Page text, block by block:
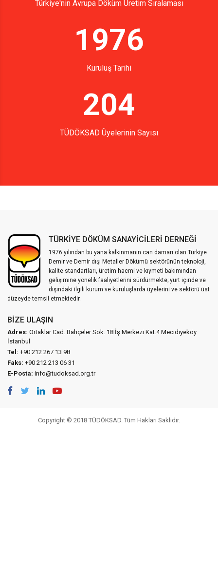
Türkiye'nin Avrupa Döküm Üretim Sıralaması
1976
Kuruluş Tarihi
204
TÜDÖKSAD Üyelerinin Sayısı
TÜRKİYE DÖKÜM SANAYİCİLERİ DERNEĞİ
1976 yılından bu yana kalkınmanın can damarı olan Türkiye
Demir ve Demir dışı Metaller Dökümü sektörünün teknoloji,
kalite standartları, üretim hacmi ve kıymeti bakımından
gelişimine yönelik faaliyetlerini sürdürmekte; yurt içinde ve
dışındaki ilgili kurum ve kuruluşlarda üyelerini ve sektörü üst
düzeyde temsil etmektedir.
BIZE ULAŞIN
Adres: Ortaklar Cad. Bahçeler Sok. 18 İş Merkezi Kat:4 Mecidiyeköy
İstanbul
Tel: +90 212 267 13 98
Faks: +90 212 213 06 31
E-Posta: info@tudoksad.org.tr
Copyright © 2018 TÜDÖKSAD. Tüm Hakları Saklıdır.